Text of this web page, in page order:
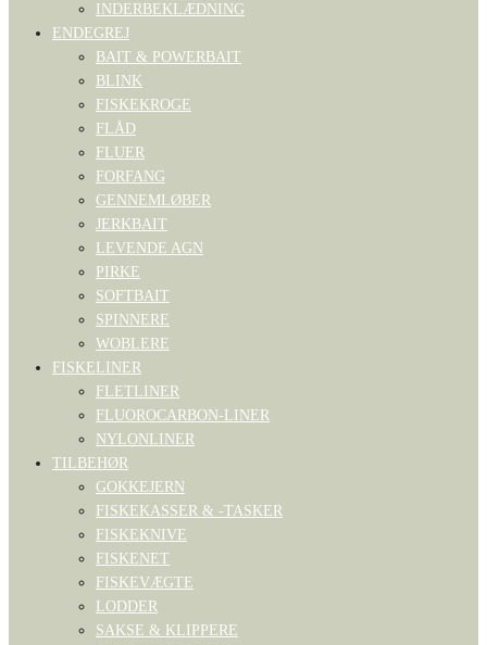
INDERBEKLÆDNING
ENDEGREJ
BAIT & POWERBAIT
BLINK
FISKEKROGE
FLÅD
FLUER
FORFANG
GENNEMLØBER
JERKBAIT
LEVENDE AGN
PIRKE
SOFTBAIT
SPINNERE
WOBLERE
FISKELINER
FLETLINER
FLUOROCARBON-LINER
NYLONLINER
TILBEHØR
GOKKEJERN
FISKEKASSER & -TASKER
FISKEKNIVE
FISKENET
FISKEVÆGTE
LODDER
SAKSE & KLIPPERE